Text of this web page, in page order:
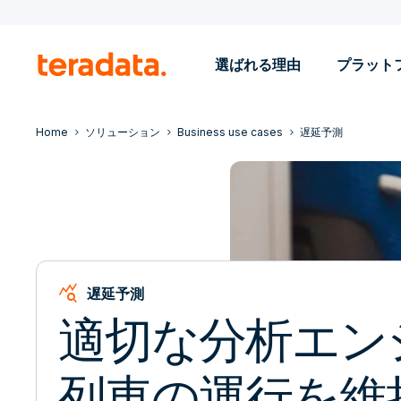
選ばれる理由 プラット
Home ソリューション Business use cases 遅延予測
query_stats 遅延予測
適切な分析エ